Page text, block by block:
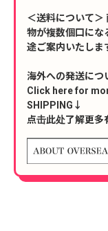
＜送料について＞
物が複数個口にな
途ご案内いたしま
海外への発送につ
Click here for
SHIPPING↓
点击此处了解更